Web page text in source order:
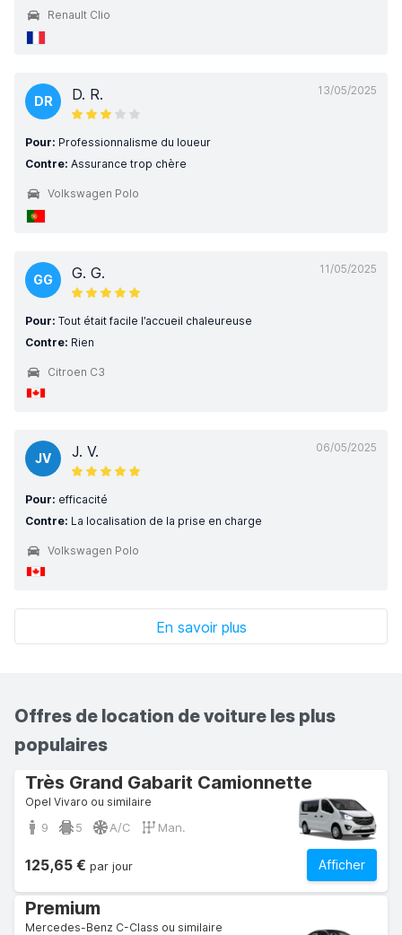
Renault Clio
13/05/2025
DR D. R.
Pour: Professionnalisme du loueur
Contre: Assurance trop chère
Volkswagen Polo
11/05/2025
GG G. G.
Pour: Tout était facile l’accueil chaleureuse
Contre: Rien
Citroen C3
06/05/2025
JV J. V.
Pour: efficacité
Contre: La localisation de la prise en charge
Volkswagen Polo
En savoir plus
Offres de location de voiture les plus
populaires
Très Grand Gabarit Camionnette
Opel Vivaro ou similaire
9 5 A/C Man.
Afficher
125,65 € par jour
Premium
Mercedes-Benz C-Class ou similaire